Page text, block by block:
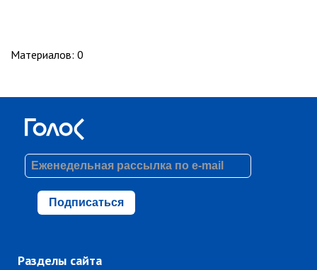
Материалов: 0
Подписаться
Разделы сайта